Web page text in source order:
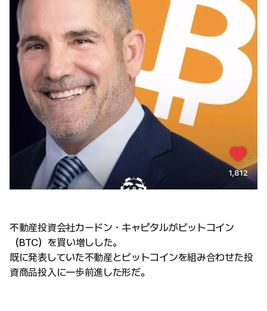
不動産投資会社カードン・キャピタルがビットコイン
（BTC）を買い増しした。
既に発表していた不動産とビットコインを組み合わせた投
資商品投入に一歩前進した形だ。